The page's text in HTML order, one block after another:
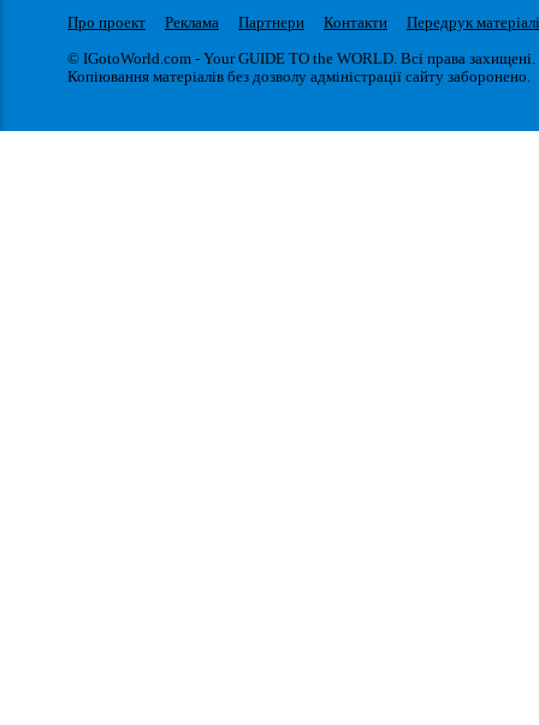
Про проект Реклама Партнери Контакти
Передрук
© IGotoWorld.com - Your GUIDE TO the WORLD. Всі права захищені.
Копіювання матеріалів без дозволу адміністрації сайту заборонено.